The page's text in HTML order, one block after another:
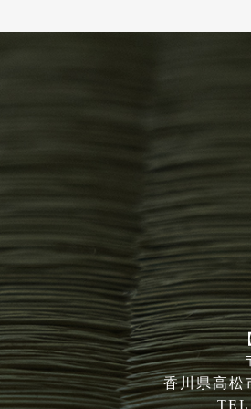
香川県高松